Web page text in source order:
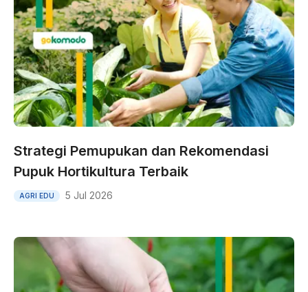
Strategi Pemupukan dan Rekomendasi
Pupuk Hortikultura Terbaik
AGRI EDU 5 Jul 2026